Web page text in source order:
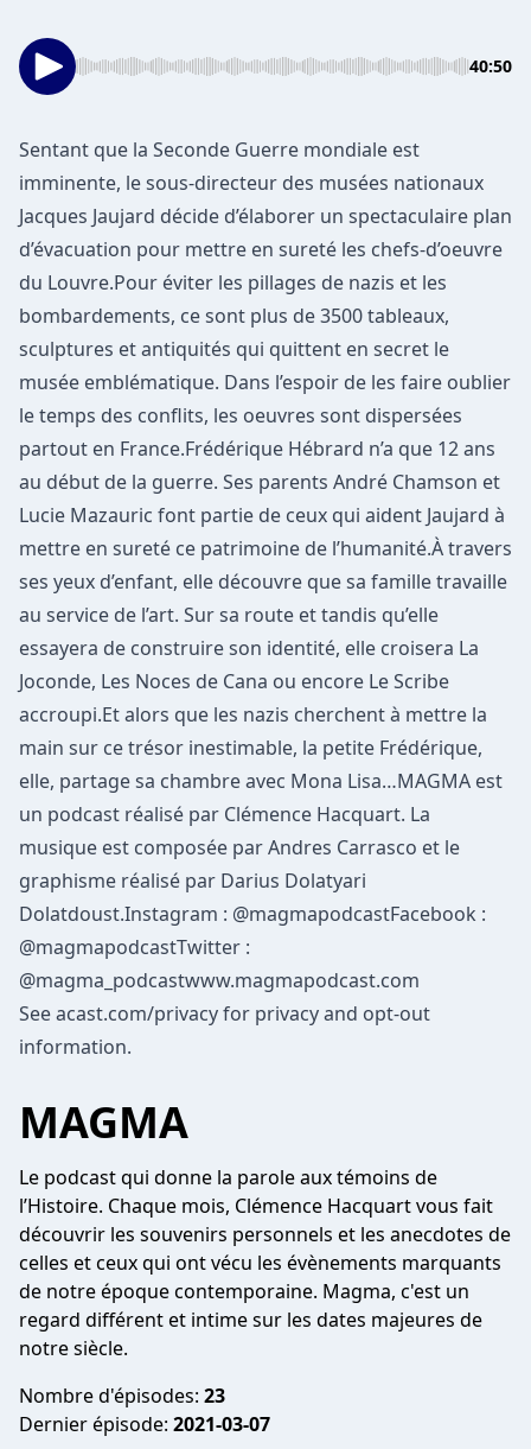
40:50
Sentant que la Seconde Guerre mondiale est
imminente, le sous-directeur des musées nationaux
Jacques Jaujard décide d’élaborer un spectaculaire plan
d’évacuation pour mettre en sureté les chefs-d’oeuvre
du Louvre.Pour éviter les pillages de nazis et les
bombardements, ce sont plus de 3500 tableaux,
sculptures et antiquités qui quittent en secret le
musée emblématique. Dans l’espoir de les faire oublier
le temps des conflits, les oeuvres sont dispersées
partout en France.Frédérique Hébrard n’a que 12 ans
au début de la guerre. Ses parents André Chamson et
Lucie Mazauric font partie de ceux qui aident Jaujard à
mettre en sureté ce patrimoine de l’humanité.À travers
ses yeux d’enfant, elle découvre que sa famille travaille
au service de l’art. Sur sa route et tandis qu’elle
essayera de construire son identité, elle croisera La
Joconde, Les Noces de Cana ou encore Le Scribe
accroupi.Et alors que les nazis cherchent à mettre la
main sur ce trésor inestimable, la petite Frédérique,
elle, partage sa chambre avec Mona Lisa…MAGMA est
un podcast réalisé par Clémence Hacquart. La
musique est composée par Andres Carrasco et le
graphisme réalisé par Darius Dolatyari
Dolatdoust.Instagram : @magmapodcastFacebook :
@magmapodcastTwitter :
@magma_podcastwww.magmapodcast.com
Seeacast.com/privacyfor privacy and opt-out
information.
MAGMA
Le podcast qui donne la parole aux témoins de
l’Histoire. Chaque mois, Clémence Hacquart vous fait
découvrir les souvenirs personnels et les anecdotes de
celles et ceux qui ont vécu les évènements marquants
de notre époque contemporaine. Magma, c'est un
regard différent et intime sur les dates majeures de
notre siècle.
Nombre d'épisodes: 23
Dernier épisode: 2021-03-07